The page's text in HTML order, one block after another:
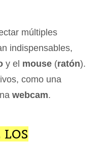
múltiples
indispensables,
y el mouse (ratón).
como una
webcam.